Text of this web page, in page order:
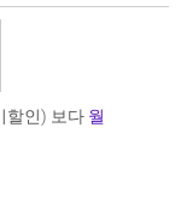
할인) 보다 월